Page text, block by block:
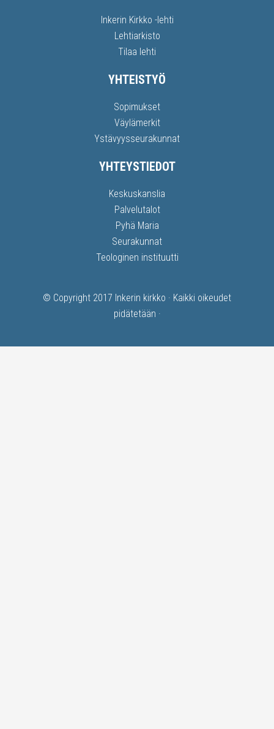
Inkerin Kirkko -lehti
Lehtiarkisto
Tilaa lehti
YHTEISTYÖ
Sopimukset
Väylämerkit
Ystävyysseurakunnat
YHTEYSTIEDOT
Keskuskanslia
Palvelutalot
Pyhä Maria
Seurakunnat
Teologinen instituutti
© Copyright 2017 Inkerin kirkko · Kaikki oikeudet
pidätetään ·